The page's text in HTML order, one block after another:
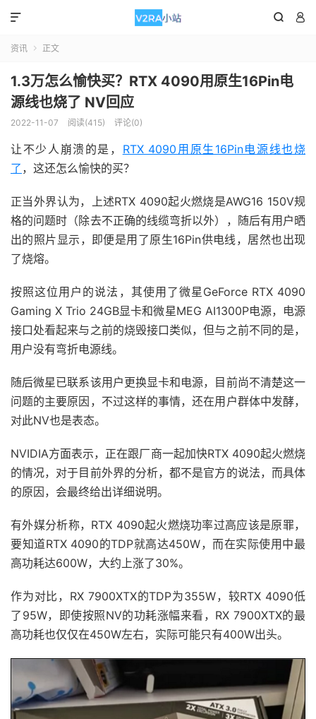
 

资讯  正文
1.3万怎么愉快买？RTX 4090用原生16Pin电
源线也烧了 NV回应
2022-11-07 阅读(415) 评论(0)
让不少人崩溃的是， RTX 4090用原生16Pin电源线也烧
了 ，这还怎么愉快的买？
正当外界认为，上述RTX 4090起火燃烧是AWG16 150V规
格的问题时（除去不正确的线缆弯折以外），随后有用户晒
出的照片显示，即便是用了原生16Pin供电线，居然也出现
了烧熔。
按照这位用户的说法，其使用了微星GeForce RTX 4090
Gaming X Trio 24GB显卡和微星MEG AI1300P电源，电源
接口处看起来与之前的烧毁接口类似，但与之前不同的是，
用户没有弯折电源线。
随后微星已联系该用户更换显卡和电源，目前尚不清楚这一
问题的主要原因，不过这样的事情，还在用户群体中发酵，
对此NV也是表态。
NVIDIA方面表示，正在跟厂商一起加快RTX 4090起火燃烧
的情况，对于目前外界的分析，都不是官方的说法，而具体
的原因，会最终给出详细说明。
有外媒分析称，RTX 4090起火燃烧功率过高应该是原罪，
要知道RTX 4090的TDP就高达450W，而在实际使用中最
高功耗达600W，大约上涨了30%。
作为对比，RX 7900XTX的TDP为355W，较RTX 4090低
了95W，即使按照NV的功耗涨幅来看，RX 7900XTX的最
高功耗也仅仅在450W左右，实际可能只有400W出头。